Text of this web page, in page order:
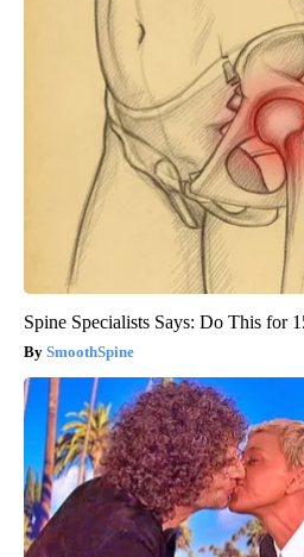
Spine Specialists Says: Do This for
SmoothSpine